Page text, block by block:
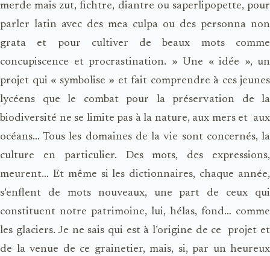
merde mais zut, fichtre, diantre ou saperlipopette, pour
parler latin avec des mea culpa ou des personna non
grata et pour cultiver de beaux mots comme
concupiscence et procrastination. » Une « idée », un
projet qui « symbolise » et fait comprendre à ces jeunes
lycéens que le combat pour la préservation de la
biodiversité ne se limite pas à la nature, aux mers et aux
océans… Tous les domaines de la vie sont concernés, la
culture en particulier. Des mots, des expressions,
meurent… Et même si les dictionnaires, chaque année,
s’enflent de mots nouveaux, une part de ceux qui
constituent notre patrimoine, lui, hélas, fond… comme
les glaciers. Je ne sais qui est à l’origine de ce projet et
de la venue de ce grainetier, mais, si, par un heureux